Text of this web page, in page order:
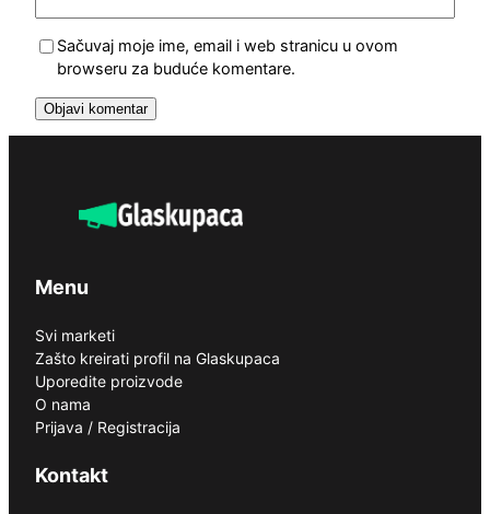
Sačuvaj moje ime, email i web stranicu u ovom
browseru za buduće komentare.
Menu
Svi marketi
Zašto kreirati profil na Glaskupaca
Uporedite proizvode
O nama
Prijava / Registracija
Kontakt